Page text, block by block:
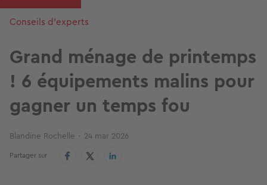
Conseils d'experts
Grand ménage de printemps
! 6 équipements malins pour
gagner un temps fou
Blandine Rochelle 24 mar 2026
Partager sur